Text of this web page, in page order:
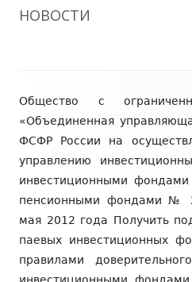
НОВОСТИ
подвала
Общество с
«Объединенная
ФСФР России на
управлению
инвестиционными
пенсионными фондами №
мая 2012 года Получить
паевых инвестиционных
правилами